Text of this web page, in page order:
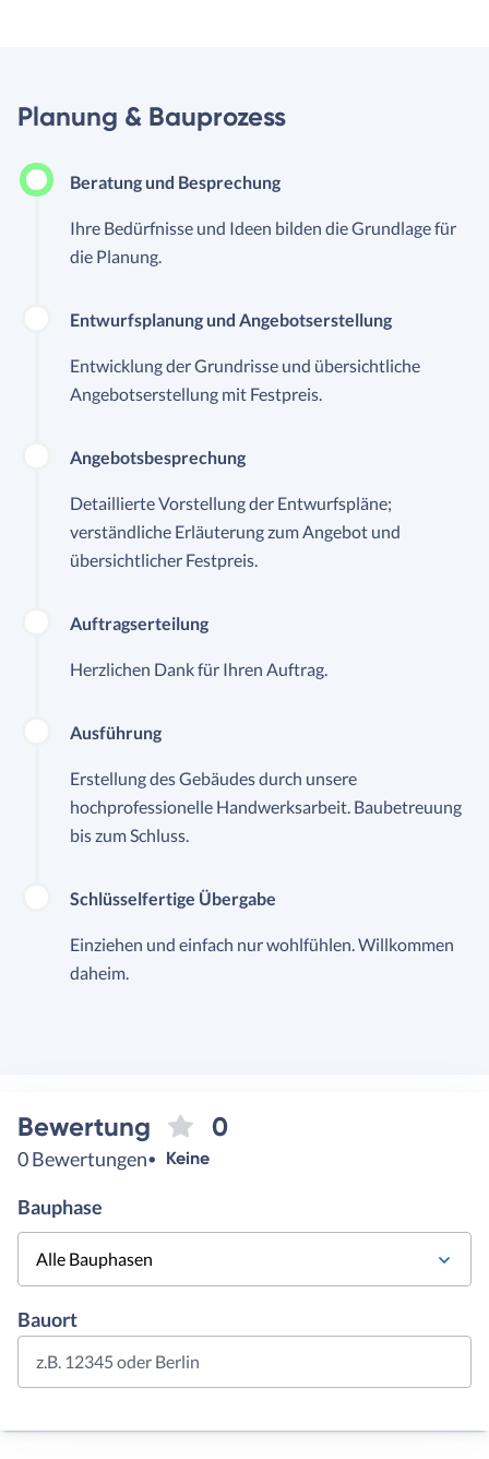
Planung & Bauprozess
Beratung und Besprechung
Ihre Bedürfnisse und Ideen bilden die Grundlage für
die Planung.
Entwurfsplanung und Angebotserstellung
Entwicklung der Grundrisse und übersichtliche
Angebotserstellung mit Festpreis.
Angebotsbesprechung
Detaillierte Vorstellung der Entwurfspläne;
verständliche Erläuterung zum Angebot und
übersichtlicher Festpreis.
Auftragserteilung
Herzlichen Dank für Ihren Auftrag.
Ausführung
Erstellung des Gebäudes durch unsere
hochprofessionelle Handwerksarbeit. Baubetreuung
bis zum Schluss.
Schlüsselfertige Übergabe
Einziehen und einfach nur wohlfühlen. Willkommen
daheim.
Bewertung 0
0 Bewertungen Keine
Bauphase
Alle Bauphasen
Bauort
z.B. 12345 oder Berlin